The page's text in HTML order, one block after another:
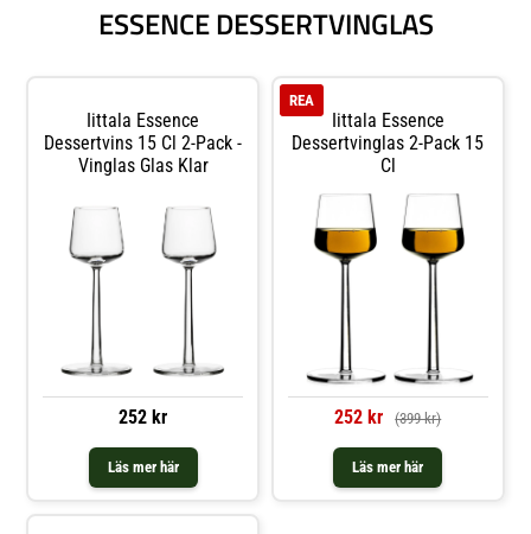
ESSENCE DESSERTVINGLAS
Iittala Essence
Dessertvins 15 Cl 2-Pack -
Vinglas Glas Klar
252 kr
Läs mer här
Iittala Essence
Dessertvinglas 2-Pack 15
Cl
REA
252 kr (399 kr)
Läs mer här